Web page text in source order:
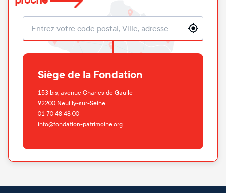
Localisation
Siège de la Fondation
153 bis, avenue Charles de Gaulle
92200 Neuilly-sur-Seine
01 70 48 48 00
info@fondation-patrimoine.org